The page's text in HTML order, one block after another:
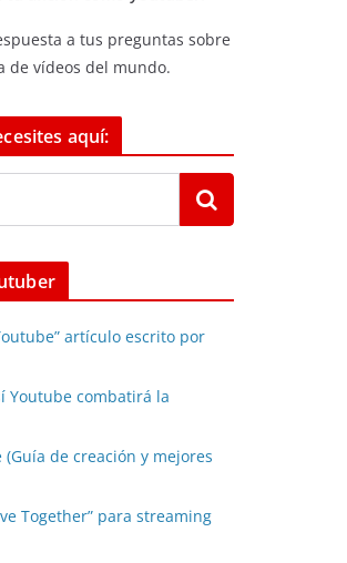
a tus preguntas sobre
de vídeos del mundo.
aquí:
artículo escrito por
Youtube combatirá la
(Guía de creación y mejores
Together” para streaming